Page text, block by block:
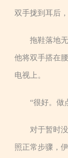
双手拢到耳后
拖鞋落地
他将双手搭在
电视上。
“很好。做
对于暂时
照正常步骤，